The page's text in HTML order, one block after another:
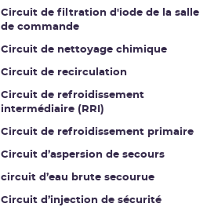
Circuit de filtration d'iode de la salle
de commande
Circuit de nettoyage chimique
Circuit de recirculation
Circuit de refroidissement
intermédiaire (RRI)
Circuit de refroidissement primaire
Circuit d’aspersion de secours
circuit d’eau brute secourue
Circuit d’injection de sécurité